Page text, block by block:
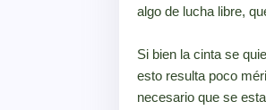
algo de lucha libre,
Si bien la cinta se
esto resulta poco
necesario que se